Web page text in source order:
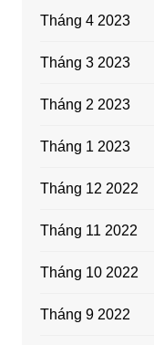
Tháng 4 2023
Tháng 3 2023
Tháng 2 2023
Tháng 1 2023
Tháng 12 2022
Tháng 11 2022
Tháng 10 2022
Tháng 9 2022